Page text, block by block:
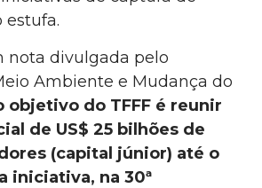
estufa.
nota divulgada pelo
Ambiente e Mudança do
objetivo do TFFF é reunir
de US$ 25 bilhões de
(capital júnior) até o
iniciativa, na 30ª